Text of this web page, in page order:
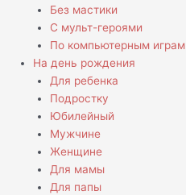
Без мастики
С мульт-героями
По компьютерным играм
На день рождения
Для ребенка
Подростку
Юбилейный
Мужчине
Женщине
Для мамы
Для папы